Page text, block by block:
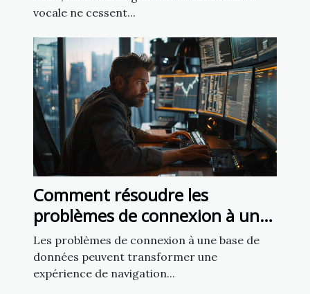
vocale ne cessent...
Comment résoudre les
problèmes de connexion à une
base de données sur un site
web
Les problèmes de connexion à une base de
données peuvent transformer une
expérience de navigation...